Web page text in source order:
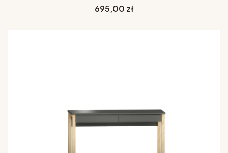
Cena
695,00 zł